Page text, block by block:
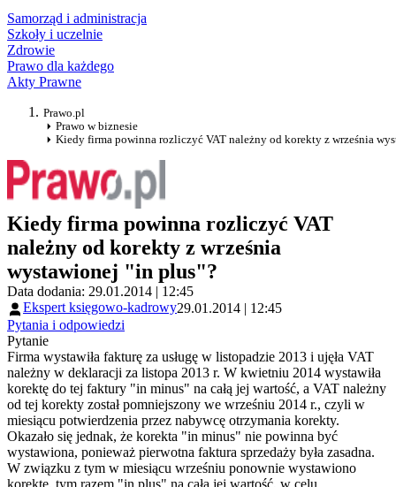
Samorząd i administracja
Szkoły i uczelnie
Zdrowie
Prawo dla każdego
Akty Prawne
Prawo.pl
Prawo w biznesie
Kiedy firma powinna rozliczyć VAT należny od korekty z września
Kiedy firma powinna rozliczyć VAT
należny od korekty z września
wystawionej "in plus"?
Data dodania: 29.01.2014 | 12:45
Ekspert księgowo-kadrowy29.01.2014 | 12:45
Pytania i odpowiedzi
Pytanie
Firma wystawiła fakturę za usługę w listopadzie 2013 i ujęła VAT
należny w deklaracji za listopa 2013 r. W kwietniu 2014 wystawiła
korektę do tej faktury "in minus" na całą jej wartość, a VAT należny
od tej korekty został pomniejszony we wrześniu 2014 r., czyli w
miesiącu potwierdzenia przez nabywcę otrzymania korekty.
Okazało się jednak, że korekta "in minus" nie powinna być
wystawiona, ponieważ pierwotna faktura sprzedaży była zasadna.
W związku z tym w miesiącu wrześniu ponownie wystawiono
korektę, tym razem "in plus" na całą jej wartość, w celu